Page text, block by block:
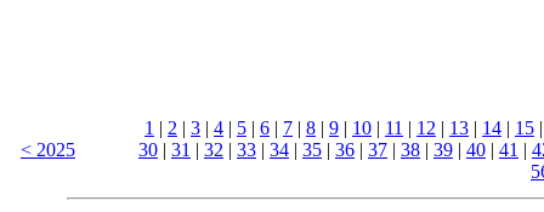
< 2025
1 | 2 | 3 | 4 | 5 | 6 | 7 | 8 | 9 | 10 | 11 | 12 | 13 | 14 | 15
30 | 31 | 32 | 33 | 34 | 35 | 36 | 37 | 38 | 39 | 40 | 41 |